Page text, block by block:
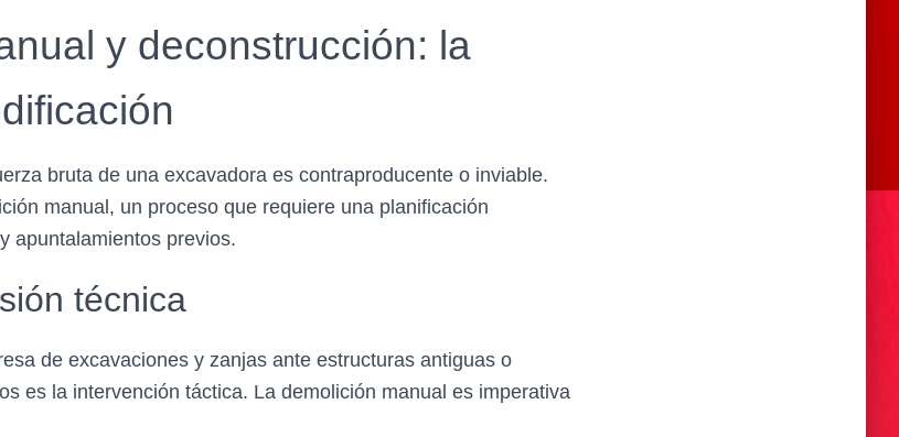
y deconstrucción: la
bruta de una excavadora es contraproducente o inviable.
manual, un proceso que requiere una planificación
apuntalamientos previos.
técnica
de excavaciones y zanjas ante estructuras antiguas o
es la intervención táctica. La demolición manual es imperativa